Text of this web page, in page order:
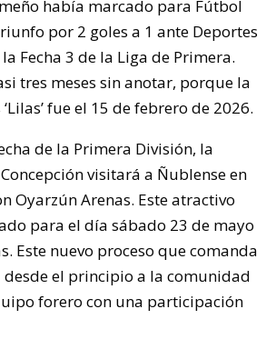
había marcado para Fútbol
por 2 goles a 1 ante Deportes
Fecha 3 de la Liga de Primera.
tres meses sin anotar, porque la
fue el 15 de febrero de 2026.
de la Primera División, la
visitará a Ñublense en
Oyarzún Arenas. Este atractivo
para el día sábado 23 de mayo
Este nuevo proceso que comanda
desde el principio a la comunidad
forero con una participación